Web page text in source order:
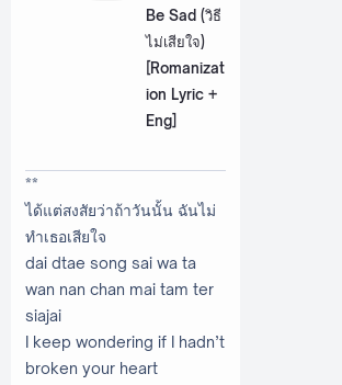
Be Sad (วิธี
ไม่เสียใจ)
[Romanizat
ion Lyric +
Eng]
**
ได้แต่สงสัยว่าถ้าวันนั้น ฉันไม่
ทำเธอเสียใจ
dai dtae song sai wa ta
wan nan chan mai tam ter
siajai
I keep wondering if I hadn’t
broken your heart